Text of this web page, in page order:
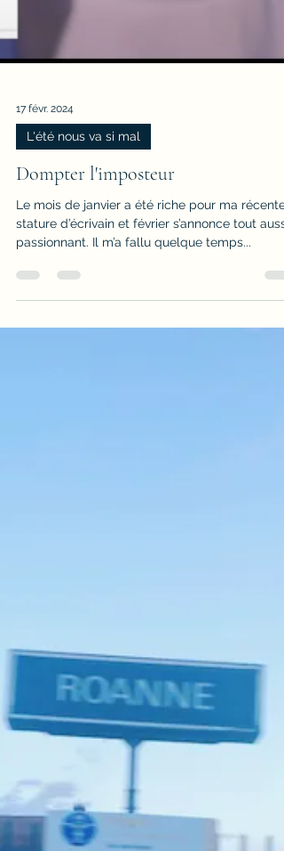
17 févr. 2024
L'été nous va si mal
Dompter l'imposteur
Le mois de janvier a été riche pour ma récente
passionnant. Il m’a fallu quelque temps...